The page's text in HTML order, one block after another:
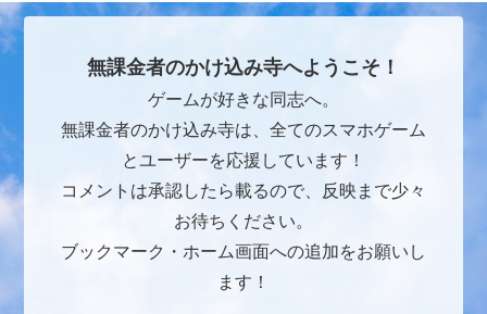
無課金者のかけ込み寺へようこそ！
ゲームが好きな同志へ。
無課金者のかけ込み寺は、全てのスマホゲーム
とユーザーを応援しています！
コメントは承認したら載るので、反映まで少々
お待ちください。
ブックマーク・ホーム画面への追加をお願いし
ます！